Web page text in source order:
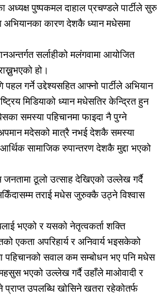
अध्यक्ष पुष्पकमल दाहाल प्रचण्डले पार्टीले सुरु
कारण देशकै ध्यान मधेसमा
सर्लाहीको मलंगवामा आयोजित
हो।
गर्ने उद्देश्यसहित आफ्नो पार्टीले अभियान
मिडियाको ध्यान मधेसतिर केन्द्रित हुन
समस्या पहिचानमा फाइदा नै पुग्ने
मदेसको मात्रै नभई देशकै समस्या
सामाजिक रुपान्तरण देशकै मुद्दा भएको
जनतामा ठूलो उत्साह देखिएको उल्लेख गर्दै
तराई मधेस जुरुक्कै उठ्ने विश्वास
भएको र यसको नेतृत्वकर्ता शक्ति
एकता अपरिहार्य र अनिवार्य भइसकेको
पहिचानको सवाल कम सम्बोधन भए पनि मधेस
भएको उल्लेख गर्दै उहाँले माओवादी र
उपलब्धि खोसिने खतरा रहेकोतर्फ